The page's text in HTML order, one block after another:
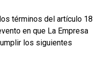
términos del artículo 18
en que La Empresa
los siguientes